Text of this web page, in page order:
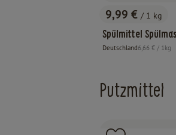
, Preis:
9,99 € / 1 kg
Spülmittel
, Herkunft:
Deutschland, Referenzpreis:
6,66 € / 1kg
Putzmittel